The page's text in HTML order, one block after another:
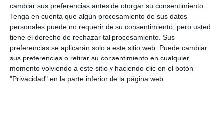
cambiar sus preferencias antes de otorgar su consentimiento.
Tenga en cuenta que algún procesamiento de sus datos
personales puede no requerir de su consentimiento, pero usted
tiene el derecho de rechazar tal procesamiento. Sus
preferencias se aplicarán solo a este sitio web. Puede cambiar
sus preferencias o retirar su consentimiento en cualquier
momento volviendo a este sitio y haciendo clic en el botón
"Privacidad" en la parte inferior de la página web.